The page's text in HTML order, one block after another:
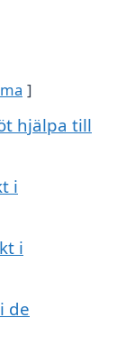
hjälpa till
i
i
de